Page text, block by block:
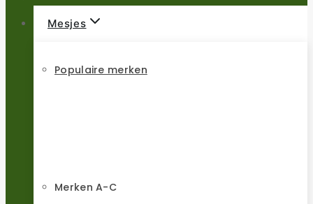
Mesjes
Populaire merken
Merken A-C